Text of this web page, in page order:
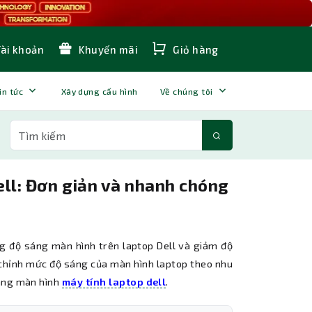
khoản Khuyến mãi Giỏ hàng
tức Xây dựng cấu hình Về chúng tôi
Đơn giản và nhanh chóng
độ sáng màn hình trên laptop Dell và giảm độ
mức độ sáng của màn hình laptop theo nhu
màn hình máy tính laptop dell.